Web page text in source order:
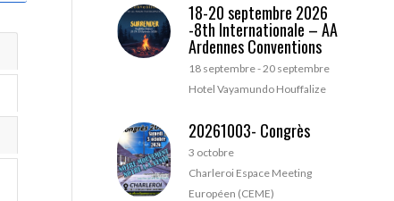
18-20 septembre 2026
-8th Internationale – AA
Ardennes Conventions
18 septembre-20 septembre
Hotel Vayamundo Houffalize
20261003- Congrès
3 octobre
Charleroi Espace Meeting
Européen (CEME)